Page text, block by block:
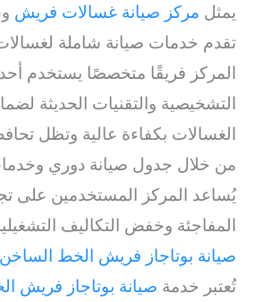
يمثل مركز صيانة غسالات فريش
تقدم خدمات صيانة شاملة
المركز فريقًا متخصصًا يستخدم
التشخيصية والتقنيات الحديثة
الغسالات بكفاءة عالية وتظل
من خلال جدول صيانة دوري
يُساعد المركز المستخدمين على
المفاجئة وخفض التكاليف
صيانة بوتاجاز فريش الخط الساخن
تُعتبر خدمة صيانة بوتاجاز فريش